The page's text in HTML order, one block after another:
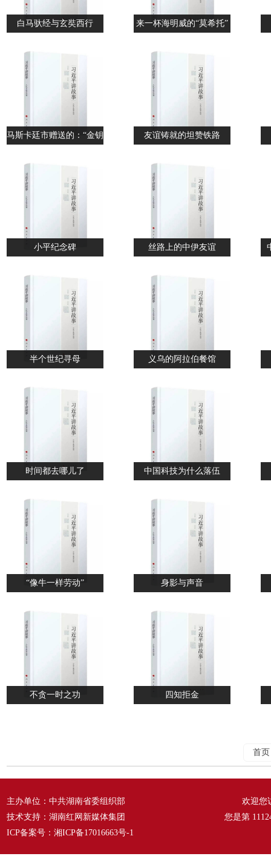
白马驮经与玄奘西行 来一杯海明威的“莫希托”
马斯卡廷市赠送的：“金钥
友谊铸就的坦赞铁路
小平纪念碑 丝路上的中伊友谊
半个世纪寻母 义乌的阿拉伯餐馆
时间都去哪儿了 中国科技为什么落伍
“像牛一样劳动” 身影与声音
不贪一时之功 四知拒金
首页
主办单位：中共湖南省委组织部
技术支持：湖南红网新媒体集团
ICP备案号： 湘ICP备17016663号-1
欢迎您
您是第